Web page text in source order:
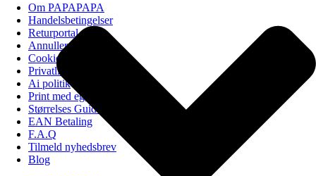
Om PAPAPAPA
Handelsbetingelser
Returportal
Annuller ordre
Cookiepolitik (EU)
Privatlivspolitik
Ai politik
Print med eget billede
Størrelses Guide
EAN Betaling
F.A.Q
Tilmeld nyhedsbrev
Blog